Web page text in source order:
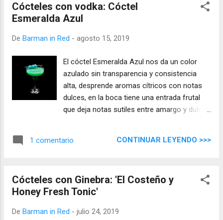
Cócteles con vodka: Cóctel
Esmeralda Azul
De Barman in Red - agosto 15, 2019
El cóctel Esmeralda Azul nos da un color
azulado sin transparencia y consistencia
alta, desprende aromas cítricos con notas
dulces, en la boca tiene una entrada frutal
que deja notas sutiles entre amargo y dulce
carácter.
1 comentario CONTINUAR LEYENDO >>>
Cócteles con Ginebra: 'El Costeño y
Honey Fresh Tonic'
De Barman in Red - julio 24, 2019